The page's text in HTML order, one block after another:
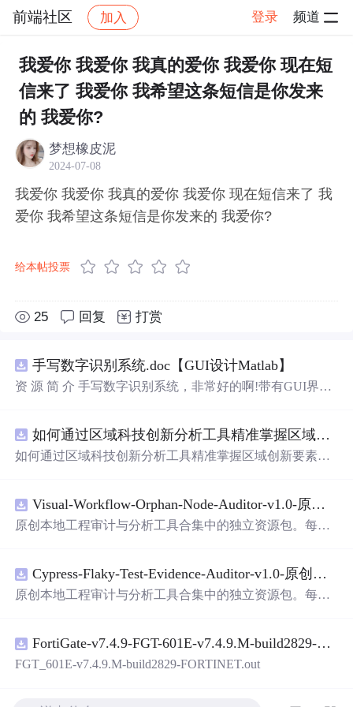
前端社区 加入 登录 频道
社区 前端社区 感慨 帖子详情
我爱你 我爱你 我真的爱你 我爱你 现在短
信来了 我爱你 我希望这条短信是你发来
的 我爱你?
梦想橡皮泥
2024-07-08
我爱你 我爱你 我真的爱你 我爱你 现在短信来了 我
爱你 我希望这条短信是你发来的 我爱你?
给本帖投票
25 回复 打赏
手写数字识别系统.doc【GUI设计Matlab】
资 源 简 介 手写数字识别系统，非常好的啊!带有GUI界
带有直观的图形用户界面（GUI），非常容易使用。你只
需要将手写数字输入系统，它将立即给出准确的识别结
是一个非常方便和实用的工具，你一定会喜欢它的！
如何通过区域科技创新分析工具精准掌握区域创新要素分布与产业链融合现状？.docx
如何通过区域科技创新分析工具精准掌握区域创新要素分
Visual-Workflow-Orphan-Node-Auditor-v1.0-原创源码与文档.zip
原创本地工程审计与分析工具合集中的独立资源包。每个
README、运行说明、功能清单、MIT License及原创与授
权声明。解压后进入project目录，执行npm test验证算法，
目源码、Logo、官方截图、论文、生产日志或其他受限素
材。适合前端开发、AI应用工程、测试审计和课程实践。
Cypress-Flaky-Test-Evidence-Auditor-v1.0-原创源码与文档.zip
原创本地工程审计与分析工具合集中的独立资源包。每个
README、运行说明、功能清单、MIT License及原创与授
权声明。解压后进入project目录，执行npm test验证算法，
FortiGate-v7.4.9-FGT-601E-v7.4.9.M-build2829-FORTINET.out
FGT_601E-v7.4.9.M-build2829-FORTINET.out